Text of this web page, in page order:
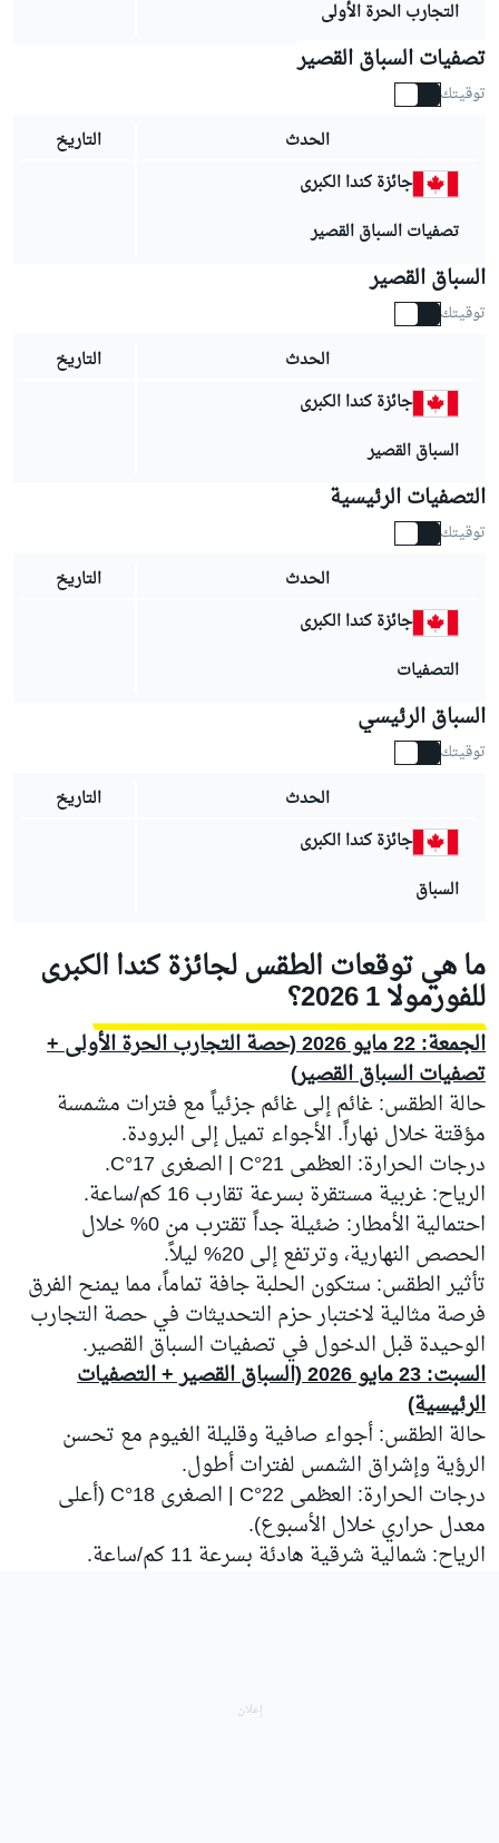
التجارب الحرة الأولى
تصفيات السباق القصير
توقيتك
الحدث
التاريخ
جائزة كندا الكبرى
تصفيات السباق القصير
السباق القصير
توقيتك
الحدث
التاريخ
جائزة كندا الكبرى
السباق القصير
التصفيات الرئيسية
توقيتك
الحدث
التاريخ
جائزة كندا الكبرى
التصفيات
السباق الرئيسي
توقيتك
الحدث
التاريخ
جائزة كندا الكبرى
السباق
ما هي توقعات الطقس لجائزة كندا الكبرى
للفورمولا 1 2026؟
الجمعة: 22 مايو 2026 (حصة التجارب الحرة الأولى +
تصفيات السباق القصير)
حالة الطقس: غائم إلى غائم جزئياً مع فترات مشمسة
مؤقتة خلال نهاراً. الأجواء تميل إلى البرودة.
درجات الحرارة: العظمى 21°C | الصغرى 17°C.
الرياح: غربية مستقرة بسرعة تقارب 16 كم/ساعة.
احتمالية الأمطار: ضئيلة جداً تقترب من 0% خلال
الحصص النهارية، وترتفع إلى 20% ليلاً.
تأثير الطقس: ستكون الحلبة جافة تماماً، مما يمنح الفرق
فرصة مثالية لاختبار حزم التحديثات في حصة التجارب
الوحيدة قبل الدخول في تصفيات السباق القصير.
السبت: 23 مايو 2026 (السباق القصير + التصفيات
الرئيسية)
حالة الطقس: أجواء صافية وقليلة الغيوم مع تحسن
الرؤية وإشراق الشمس لفترات أطول.
درجات الحرارة: العظمى 22°C | الصغرى 18°C (أعلى
معدل حراري خلال الأسبوع).
الرياح: شمالية شرقية هادئة بسرعة 11 كم/ساعة.